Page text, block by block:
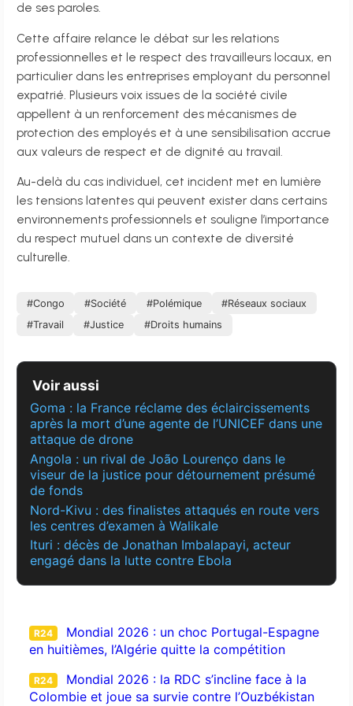
de ses paroles.
Cette affaire relance le débat sur les relations
professionnelles et le respect des travailleurs locaux, en
particulier dans les entreprises employant du personnel
expatrié. Plusieurs voix issues de la société civile
appellent à un renforcement des mécanismes de
protection des employés et à une sensibilisation accrue
aux valeurs de respect et de dignité au travail.
Au-delà du cas individuel, cet incident met en lumière
les tensions latentes qui peuvent exister dans certains
environnements professionnels et souligne l’importance
du respect mutuel dans un contexte de diversité
culturelle.
#Congo #Société #Polémique
#Réseaux sociaux
#Travail
#Justice #Droits humains
Voir aussi
Goma : la France réclame des éclaircissements
après la mort d’une agente de l’UNICEF dans une
attaque de drone
Angola : un rival de João Lourenço dans le
viseur de la justice pour détournement présumé
de fonds
Nord-Kivu : des finalistes attaqués en route vers
les centres d’examen à Walikale
Ituri : décès de Jonathan Imbalapayi, acteur
engagé dans la lutte contre Ebola
R24
Mondial 2026 : un choc Portugal-Espagne
en huitièmes, l’Algérie quitte la compétition
R24
Mondial 2026 : la RDC s’incline face à la
Colombie et joue sa survie contre l’Ouzbékistan